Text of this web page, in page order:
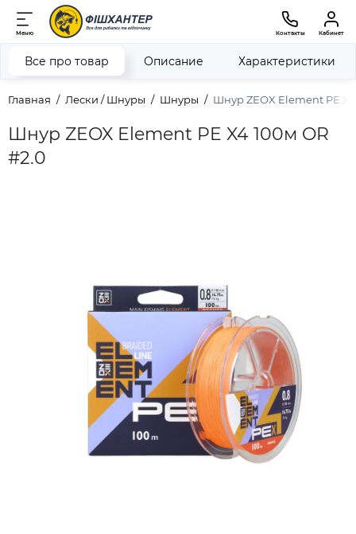
Меню Контакты Кабинет
Главная Лески / Шнуры Шнуры Шнур ZEOX Element PE
Шнур ZEOX Element PE X4 100м OR
#2.0
Все про товар Описание Характеристики